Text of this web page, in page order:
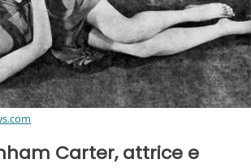
Carter, attrice e